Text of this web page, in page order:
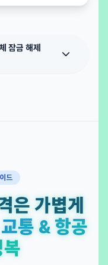
잠금 해제
드
은 가볍게
통 & 항공